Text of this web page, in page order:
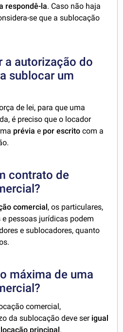
respondê-la. Caso não haja
se que a sublocação
a autorização do
sublocar um
de lei, para que uma
é preciso que o locador
prévia e por escrito com a
contrato de
comercial , os particulares,
pessoas jurídicas podem
e sublocadores, quanto
máxima de uma
comercial,
da sublocação deve ser igual
principal .